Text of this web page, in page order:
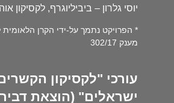
יוסי גלרון – ביביליוגרף, לקסיקון
* הפרויקט נתמך על-ידי הקרן
מענק 302/17
עורכי "לקסיקון
ישראלים" (הוצאת דביר